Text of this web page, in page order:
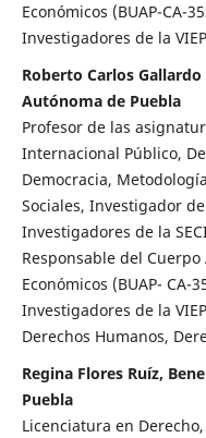
Económicos (BUAP-CA-
Investigadores de la
Roberto Carlos
Autónoma de Puebla
Profesor de las
Internacional Público,
Democracia,
Sociales, Investigador
Investigadores de la
Responsable del
Económicos (BUAP-
Investigadores de la
Derechos Humanos,
Regina Flores Ruíz,
Puebla
Licenciatura en